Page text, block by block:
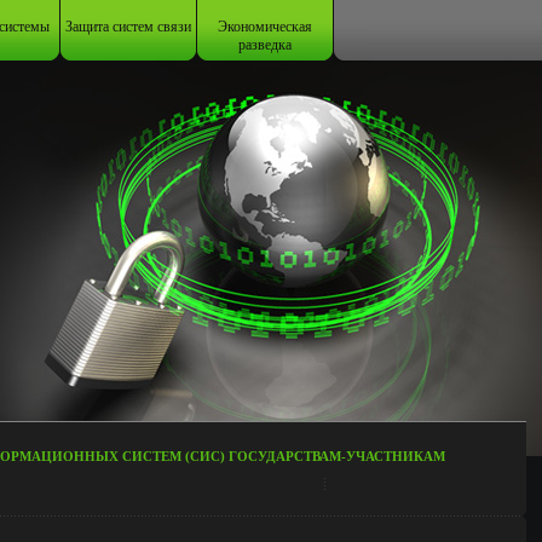
Защита систем связи Экономическая
разведка
СИСТЕМ (СИС) ГОСУДАРСТВАМ-УЧАСТНИКАМ